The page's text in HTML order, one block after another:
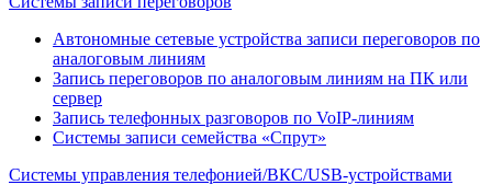
Автономные сетевые устройства записи переговоров по
аналоговым линиям
Запись переговоров по аналоговым линиям на ПК или
сервер
Запись телефонных разговоров по VoIP-линиям
Системы записи семейства «Спрут»
Системы управления телефонией/ВКС/USB-устройствами